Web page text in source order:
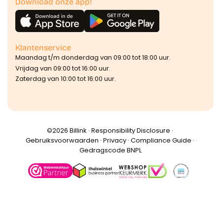
Klantenservice
Maandag t/m donderdag van 09:00 tot 18:00 uur.
Vrijdag van 09:00 tot 16:00 uur.
Zaterdag van 10:00 tot 16:00 uur.
©️2026 Billink · Responsibility Disclosure ·
Gebruiksvoorwaarden · Privacy· Compliance Guide ·
Gedragscode BNPL